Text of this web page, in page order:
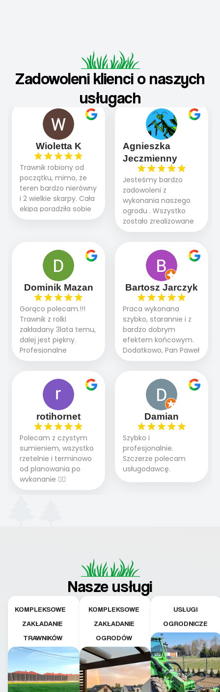
Zadowoleni klienci o naszych
usługach
Wioletta K
Trawnik robiony od
początku, mimo, że
teren bardzo nierówny
i 2 wielkie skarpy. Cała
ekipa poradziła sobie
WSPANIALE od
panowie wiedzą co
robią. Wszystko poszło
sprawnie i szybko.
Doradztwo w
pielęgnacji trawnika
teraz i na późniejszym
etapie jest dużym
plusem. Teraz razem
z dzieckiem i małym
pieskiem cieszymy się
pięknym trawnikiem :)
A trawa robi efekt
Agnieszka
Jeczmienny
Jesteśmy bardzo
zadowoleni z
wykonania naszego
ogrodu . Wszystko
zostało zrealizowane
fachowo, rzetelnie i
oczekiwaniami. Prace
przebiegały sprawnie
dzięki temu,że firma
działa kompleksowo :
ogrodnictwo,nawodnienie,
brukarstwo.Efekt
końcowy przerósł
nasze oczekiwania.
Polecamy tę firmę
wszystkim , którzy
marzą o pięknym
Dominik Mazan
Gorąco polecam.!!!
Trawnik z rolki
zakładany 3lata temu,
dalej jest piękny.
Profesjonalne
podejście do pracy,
2 zlecenia na rolkę.
Polecam.
Bartosz Jarczyk
Praca wykonana
szybko, starannie i z
bardzo dobrym
efektem końcowym.
Dodatkowo, Pan Paweł
chętnie udziela porad
rotihornet
Polecam z czystym
sumieniem, wszystko
rzetelnie i terminowo
od planowania po
wykonanie 👍🏻
Damian
Szybko i
profesjonalnie.
Szczerze polecam
usługodawcę.
Nasze usługi
KOMPLEKSOWE
ZAKŁADANIE
TRAWNIKÓW
KOMPLEKSOWE
ZAKŁADANIE
OGRODÓW
USŁUGI
OGRODNICZE